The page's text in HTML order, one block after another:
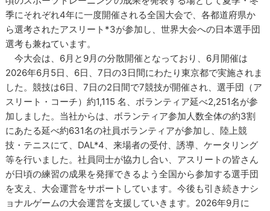
季にそれぞれ4年に一度開催される全国大会で、各都道府県か
ら選考されたアスリート*3が参加し、世界大会への日本選手団
選考も兼ねています。
今大会は、6月と9月の分散開催となっており、6月開催は
2026年6月5日、6日、7日の3日間にわたり東京都で実施されま
した。競技は6日、7日の2日間で7競技が開催され、選手団（ア
スリート・コーチ）約1,115 名、ボランティア延べ2,251名が参
加しました。当社からは、ボランティア参加人数全体の約3割
にあたる延べ約631名の社員ボランティアが参加し、陸上競
技・テニスにて、DAL*4、来場者の受付、誘導、ケータリング
等を行いました。社員同士が協力し合い、アスリートの皆さん
が日頃の練習の成果を発揮できるよう全国から参加する選手団
を支え、大会運営をサポートしています。今後も引き続きナシ
ョナルゲームの大会運営を支援していきます。2026年9月に